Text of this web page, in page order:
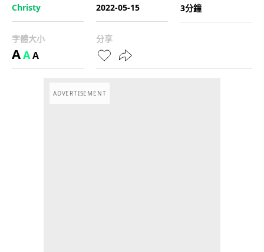
Christy
2022-05-15
3分鐘
字體大小
AAA
分享
ADVERTISEMENT